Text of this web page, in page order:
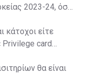
2023-24, όσο
κάτοχοι είτε
Privilege card
θα είναι